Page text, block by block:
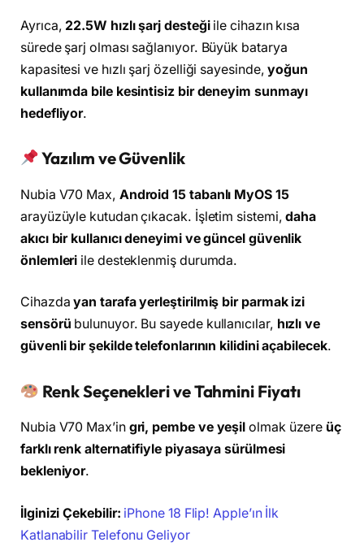
Ayrıca, 22.5W hızlı şarj desteğiile cihazın kısa
sürede şarj olması sağlanıyor. Büyük batarya
kapasitesi ve hızlı şarj özelliği sayesinde,yoğun
kullanımda bile kesintisiz bir deneyim sunmayı
hedefliyor.
Yazılım ve Güvenlik
Nubia V70 Max, Android 15 tabanlı MyOS 15
arayüzüyle kutudan çıkacak. İşletim sistemi,daha
akıcı bir kullanıcı deneyimi ve güncel güvenlik
önlemleri ile desteklenmiş durumda.
Cihazdayan tarafa yerleştirilmiş bir parmak izi
sensörü bulunuyor. Bu sayede kullanıcılar, hızlı ve
güvenli bir şekilde telefonlarının kilidini açabilecek.
Renk Seçenekleri ve Tahmini Fiyatı
Nubia V70 Max’in gri, pembe ve yeşil olmak üzere üç
farklı renk alternatifiyle piyasaya sürülmesi
bekleniyor.
İlginizi Çekebilir: iPhone 18 Flip! Apple’ın İlk
Katlanabilir Telefonu Geliyor